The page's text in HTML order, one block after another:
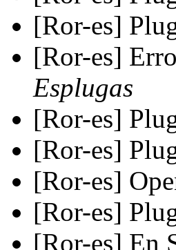
[Ror-es]
[Ror-es]
Esplugas
[Ror-es]
[Ror-es]
[Ror-es]
[Ror-es]
[Ror-es] En